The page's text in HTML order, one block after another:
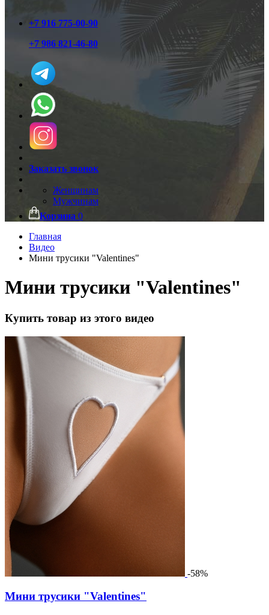
+7 916 775-00-90
+7 986 821-46-80
Заказать звонок
Женщинам
Мужчинам
Корзина 0
Главная
Видео
Мини трусики "Valentines"
Мини трусики "Valentines"
Купить товар из этого видео
-58%
Мини трусики "Valentines"